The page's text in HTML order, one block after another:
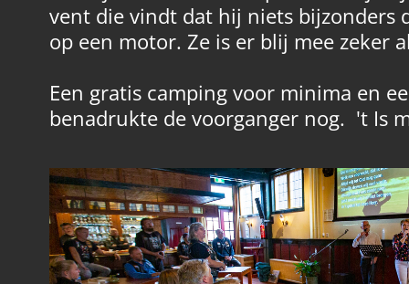
vent die vindt dat hij niets bijzonders
op een motor. Ze is er blij mee zeker
Een gratis camping voor minima en
benadrukte de voorganger nog. 't Is